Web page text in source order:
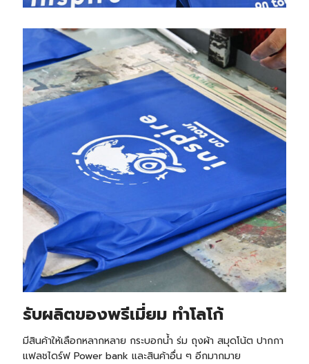
รับผลิตของพรีเมี่ยม ทำโลโก้
มีสินค้าให้เลือกหลากหลาย กระบอกน้ำ ร่ม ถุงผ้า สมุดโน้ต ปากกา
แฟลชไดร์ฟ Power bank และสินค้าอื่น ๆ อีกมากมาย